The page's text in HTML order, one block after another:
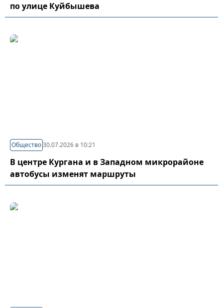
по улице Куйбышева
Общество30.07.2026 в 10:21
В центре Кургана и в Западном микрорайоне
автобусы изменят маршруты